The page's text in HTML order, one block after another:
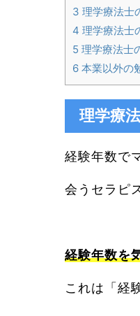
3 理学療法士
4 理学療法士
5 理学療法士
6 本業以外の
理学療
経験年数で
会うセラピ
経験年数を
これは「経